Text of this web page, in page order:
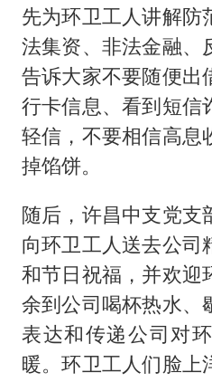
先为环卫工人讲解防
法集资、非法金融、
告诉大家不要随便出
行卡信息、看到短信
轻信，不要相信高息
掉馅饼。
随后，许昌中支党支
向环卫工人送去公司
和节日祝福，并欢迎
余到公司喝杯热水、
表达和传递公司对
暖。环卫工人们脸上